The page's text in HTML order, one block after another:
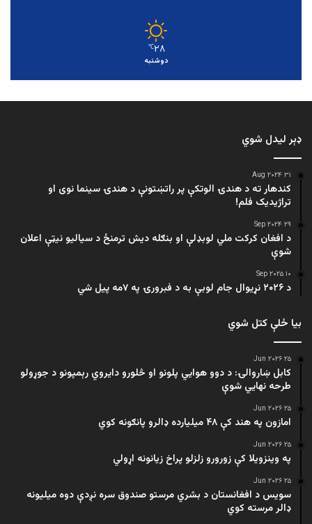
۲۸℃
دوشنبه
ډېر لیدل شوي
۳۱ Aug ۲۰۲۴
کندهار ته د هندۍ الوتکې پر راتښتونې د هندۍ سینما نوی او
تراژيديک فلم!
۲۹ Sep ۲۰۲۴
د افغان کرکت ملي لوبډلې او بنګله دیش ترمنځ د سیالیو نیټې اعلان
شوې
۱۰ Sep ۲۰۲۵
د ۲۰۲۶ نړیوال جام لوبې به د فبرورۍ په ۷مه پیل شي
بیا ځلې کتل شوي
۲۵ Jun ۲۰۲۶
کابل ښاروالۍ: د دوو هوايي پلونو او څلورو دایروي رېمپونو د جوړولو
طرحه نهایي شوې
۲۵ Jun ۲۰۲۶
امازون په هند کې ۴۸ میلیارده ډالرو پانګونه کوي
۲۵ Jun ۲۰۲۶
په وینزویلا کې زورورو زلزلو پراخ زیانونه اړولي
۲۵ Jun ۲۰۲۶
سویس د افغانستان د بشري مرستو صندوق سره نږدې دوه میلیونه
ډالر مرسته کوي